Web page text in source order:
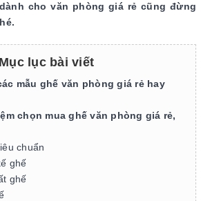
cho văn phòng giá rẻ cũng đừng
Mục lục bài viết
mẫu ghế văn phòng giá rẻ hay
chọn mua ghế văn phòng giá rẻ,
chuẩn
ghế
ghế